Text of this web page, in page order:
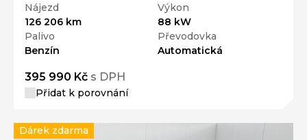
Nájezd
126 206 km
Výkon
88 kW
Palivo
Benzín
Převodovka
Automatická
395 990 Kč s DPH
Přidat k porovnání
Dárek zdarma